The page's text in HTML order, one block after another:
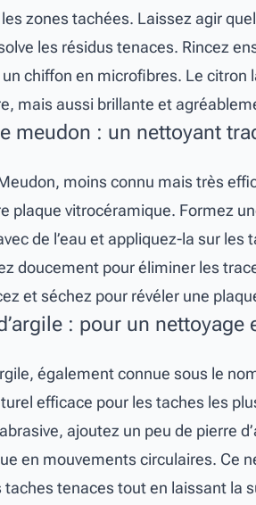
zones tachées. Laissez agir
les résidus tenaces. Rincez
chiffon en microfibres. Le citron
mais aussi brillante et
meudon : un nettoyant
moins connu mais très
plaque vitrocéramique. Formez
de l’eau et appliquez-la sur les
doucement pour éliminer les
et séchez pour révéler une
: pour un nettoyage
également connue sous le
efficace pour les taches les
ajoutez un peu de pierre
en mouvements circulaires. Ce
taches tenaces tout en laissant la